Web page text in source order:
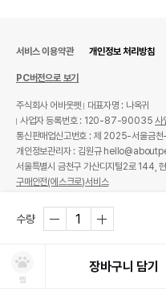
수량
찜
장바구니 담기
서비스 이용약관 개인정보 처리방침
PC버전으로 보기
주식회사 어바웃펫
대표자명 : 나옥귀
사업자 등록번호 : 120-87-90035사
통신판매업신고번호 : 제 2025-서울금
개인정보관리자 : 김원규
서울특별시 금천구 가산디지털2로 144,
구매안전(에스크로)서비스